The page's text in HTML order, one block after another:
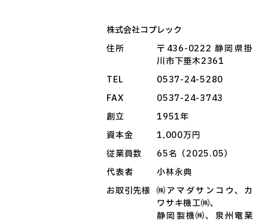
株式会社コプレック
住所
〒436-0222 静岡県掛
川市下垂木2361
TEL
0537-24-5280
FAX
0537-24-3743
創立
1951年
資本金
1,000万円
従業員数
65名（2025.05）
代表者
小林永典
お取引先様 ㈱アマダサンコウ、カ
ワサキ機工㈱、
静岡製機㈱、泉州電業